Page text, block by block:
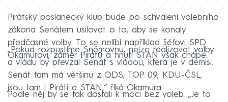
Pirátský poslanecký klub bude po schválení volebního
zákona Senátem usilovat o to, aby se konaly
předčasné volby. To se nelíbí například šéfovi SPD
Okamurovi, záměr Pirátů a hnutí STAN však chápe.
„Pokud rozpustíme Sněmovnu, nelze realizovat volby
a vládu by převzal Senát s vládou, která je v demisi.
Senát tam má většinu z ODS, TOP 09, KDU-ČSL,
jsou tam i Piráti a STAN,“ říká Okamura.
Podle něj by se tak dostali k moci bez voleb. „Je to